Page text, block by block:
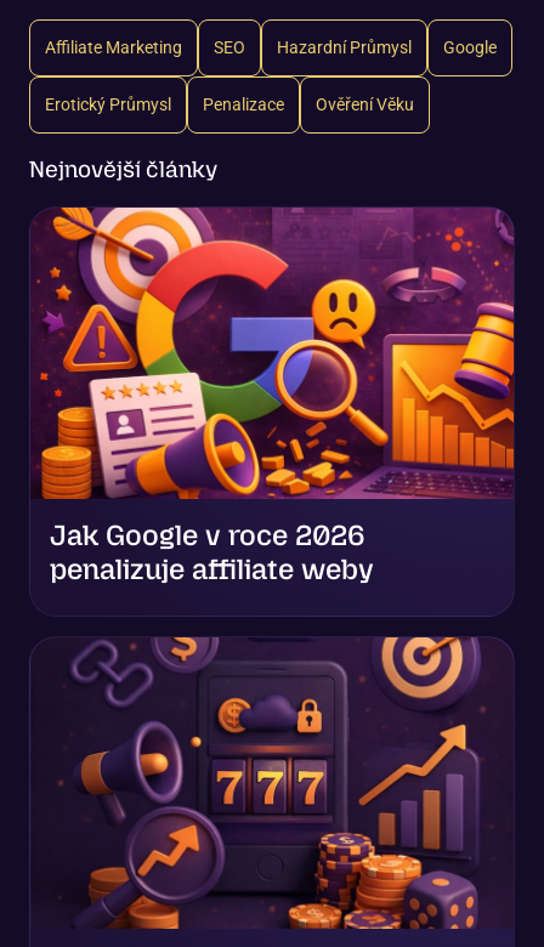
Affiliate Marketing SEO Hazardní Průmysl Google
Erotický Průmysl Penalizace Ověření Věku
Nejnovější články
Jak Google v roce 2026
penalizuje affiliate weby